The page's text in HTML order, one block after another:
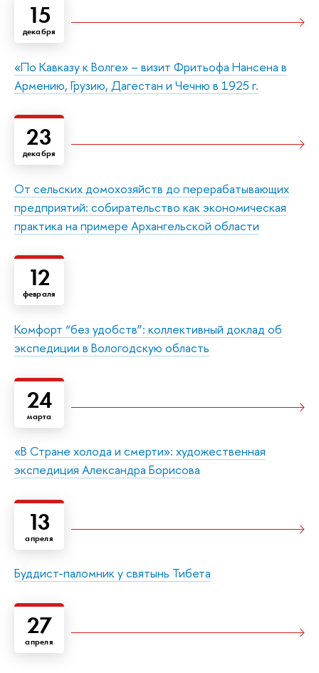
15
декабря
«По Кавказу к Волге» – визит Фритьофа Нансена в
Армению, Грузию, Дагестан и Чечню в 1925 г.
23
декабря
От сельских домохозяйств до перерабатывающих
предприятий: собирательство как экономическая
практика на примере Архангельской области
12
февраля
Комфорт “без удобств”: коллективный доклад об
экспедиции в Вологодскую область
24
марта
«В Стране холода и смерти»: художественная
экспедиция Александра Борисова
13
апреля
Буддист-паломник у святынь Тибета
27
апреля